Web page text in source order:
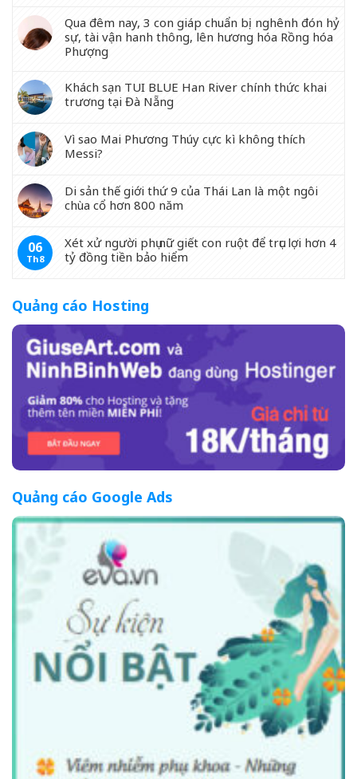
Qua đêm nay, 3 con giáp chuẩn bị nghênh đón hỷ
sự, tài vận hanh thông, lên hương hóa Rồng hóa
Phượng
Khách sạn TUI BLUE Han River chính thức khai
trương tại Đà Nẵng
Vì sao Mai Phương Thúy cực kì không thích
Messi?
Di sản thế giới thứ 9 của Thái Lan là một ngôi
chùa cổ hơn 800 năm
06
Th8
Xét xử người phụ nữ giết con ruột để trục lợi hơn 4
tỷ đồng tiền bảo hiểm
Quảng cáo Hosting
Quảng cáo Google Ads